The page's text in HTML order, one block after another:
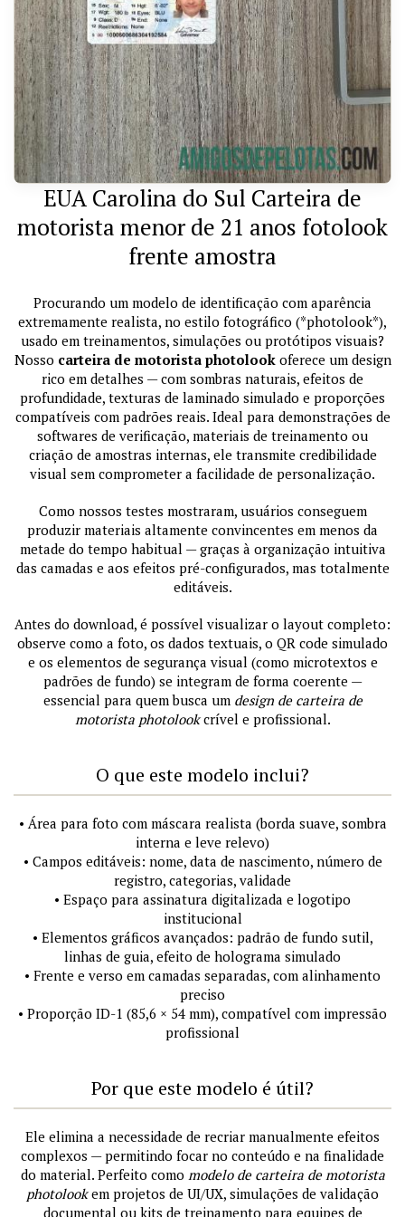
EUA Carolina do Sul Carteira de
motorista menor de 21 anos fotolook
frente amostra
Procurando um modelo de identificação com aparência
extremamente realista, no estilo fotográfico (*photolook*),
usado em treinamentos, simulações ou protótipos visuais?
Nosso carteira de motorista photolookoferece um design
rico em detalhes — com sombras naturais, efeitos de
profundidade, texturas de laminado simulado e proporções
compatíveis com padrões reais. Ideal para demonstrações de
softwares de verificação, materiais de treinamento ou
criação de amostras internas, ele transmite credibilidade
visual sem comprometer a facilidade de personalização.
Como nossos testes mostraram, usuários conseguem
produzir materiais altamente convincentes em menos da
metade do tempo habitual — graças à organização intuitiva
das camadas e aos efeitos pré-configurados, mas totalmente
editáveis.
Antes do download, é possível visualizar o layout completo:
observe como a foto, os dados textuais, o QR code simulado
e os elementos de segurança visual (como microtextos e
padrões de fundo) se integram de forma coerente —
essencial para quem busca um design de carteira de
motorista photolookcrível e profissional.
O que este modelo inclui?
• Área para foto com máscara realista (borda suave, sombra
interna e leve relevo)
• Campos editáveis: nome, data de nascimento, número de
registro, categorias, validade
• Espaço para assinatura digitalizada e logotipo
institucional
• Elementos gráficos avançados: padrão de fundo sutil,
linhas de guia, efeito de holograma simulado
• Frente e verso em camadas separadas, com alinhamento
preciso
• Proporção ID-1 (85,6 × 54 mm), compatível com impressão
profissional
Por que este modelo é útil?
Ele elimina a necessidade de recriar manualmente efeitos
complexos — permitindo focar no conteúdo e na finalidade
do material. Perfeito como modelo de carteira de motorista
photolookem projetos de UI/UX, simulações de validação
documental ou kits de treinamento para equipes de